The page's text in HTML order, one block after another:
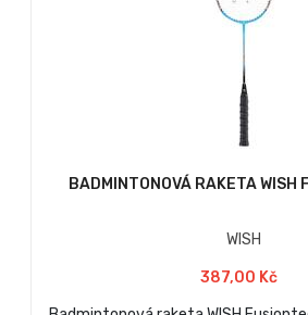
BADMINTONOVÁ RAKETA WISH
WISH
387,00 Kč